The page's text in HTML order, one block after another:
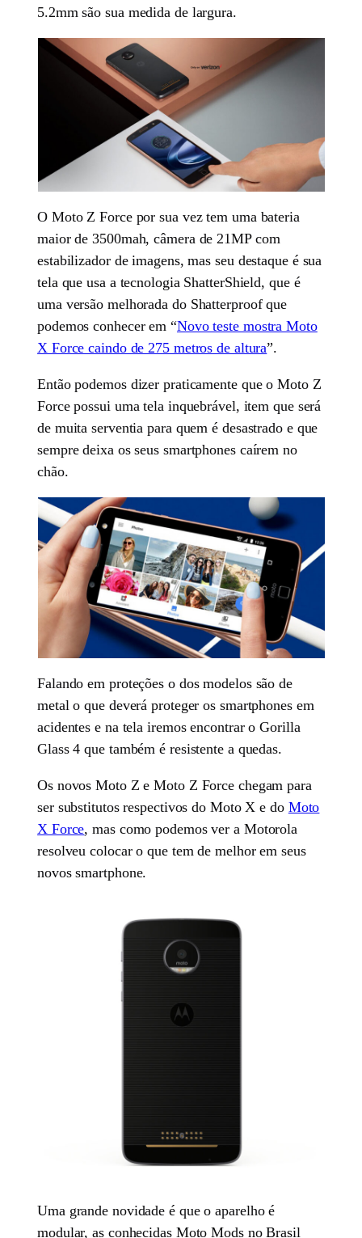
5.2mm são sua medida de largura.
O Moto Z Force por sua vez tem uma bateria
maior de 3500mah, câmera de 21MP com
estabilizador de imagens, mas seu destaque é sua
tela que usa a tecnologia ShatterShield, que é
uma versão melhorada do Shatterproof que
podemos conhecer em “Novo teste mostra Moto
X Force caindo de 275 metros de altura”.
Então podemos dizer praticamente que o Moto Z
Force possui uma tela inquebrável, item que será
de muita serventia para quem é desastrado e que
sempre deixa os seus smartphones caírem no
chão.
Falando em proteções o dos modelos são de
metal o que deverá proteger os smartphones em
acidentes e na tela iremos encontrar o Gorilla
Glass 4 que também é resistente a quedas.
Os novos Moto Z e Moto Z Force chegam para
ser substitutos respectivos do Moto X e do Moto
X Force, mas como podemos ver a Motorola
resolveu colocar o que tem de melhor em seus
novos smartphone.
Uma grande novidade é que o aparelho é
modular, as conhecidas Moto Mods no Brasil